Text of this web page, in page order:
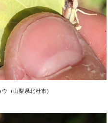
（山梨県北杜市）